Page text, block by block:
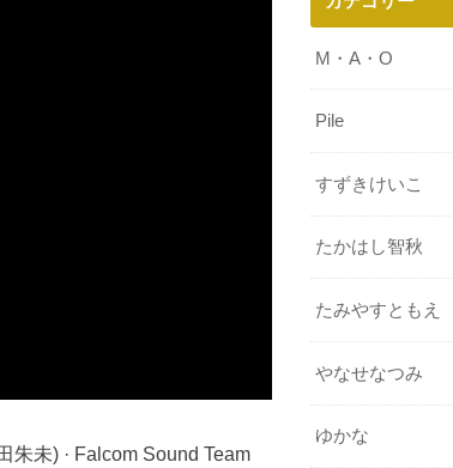
朱未) · Falcom Sound Team
M・A・O
Pile
すずきけいこ
たかはし智秋
たみやすともえ
やなせなつみ
ゆかな